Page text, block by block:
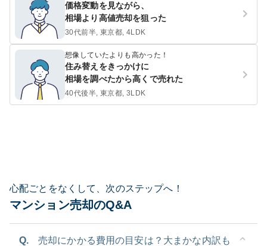
価格変動を見ながら、
相場より高値売却を狙った
30代前半, 東京都, 4LDK
想像していたよりも高かった！
住み替えをきっかけに
相場を調べたから高くで売れた
40代後半, 東京都, 3LDK
心配ごとをなくして、次のステップへ！
マンション売却のQ&A
Q.
売却にかかる費用の目安は？大まかな内訳も